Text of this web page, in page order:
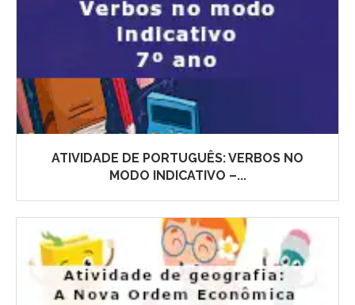
ATIVIDADE DE PORTUGUÊS: VERBOS NO
MODO INDICATIVO –...